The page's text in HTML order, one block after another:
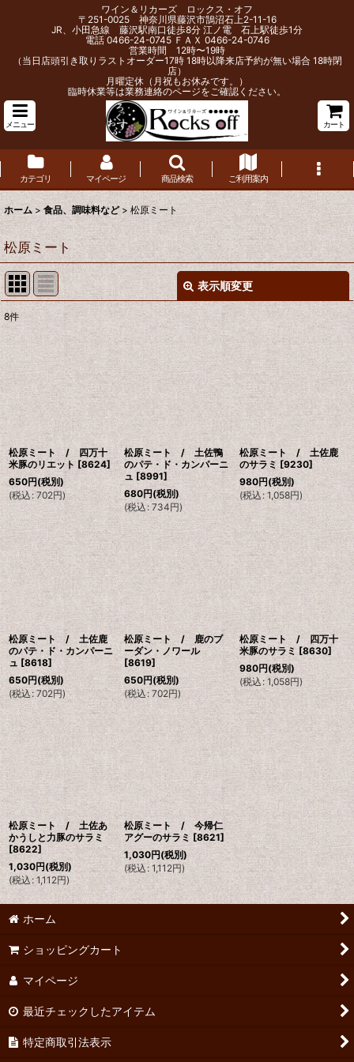
ワイン＆リカーズ ロックス・オフ
〒251-0025 神奈川県藤沢市鵠沼石上2-11-16
JR、小田急線 藤沢駅南口徒歩8分 江ノ電 石上駅徒歩1分
電話 0466-24-0745 ＦＡＸ 0466-24-0746
営業時間 12時〜19時
（当日店頭引き取りラストオーダー17時 18時以降来店予約が無い場合 18時閉
店）
月曜定休（月祝もお休みです。）
臨時休業等は業務連絡のページをご確認ください。
メニュー カート
カテゴリ マイページ 商品検索 ご利用案内
ホーム > 食品、調味料など > 松原ミート
松原ミート
表示順変更
表示数 :
並び順 :
絞り込む
8件
松原ミート / 四万十
米豚のリエット [8624]
650円(税別)
(税込: 702円)
松原ミート / 土佐鴨
のパテ・ド・カンパーニ
ュ [8991]
680円(税別)
(税込: 734円)
松原ミート / 土佐鹿
のサラミ [9230]
980円(税別)
(税込 : 1,058円)
松原ミート / 土佐鹿
のパテ・ド・カンパーニ
ュ [8618]
650円(税別)
(税込: 702円)
松原ミート / 鹿のブ
ーダン・ノワール
[8619]
650円(税別)
(税込 : 702円)
松原ミート / 四万十
米豚のサラミ [8630]
980円(税別)
(税込: 1,058円)
松原ミート / 土佐あ
かうしと力豚のサラミ
[8622]
1,030円(税別)
(税込 : 1,112円)
松原ミート / 今帰仁
アグーのサラミ [8621]
1,030円(税別)
(税込: 1,112円)
ホーム
ショッピングカート
マイページ
最近チェックしたアイテム
特定商取引法表示